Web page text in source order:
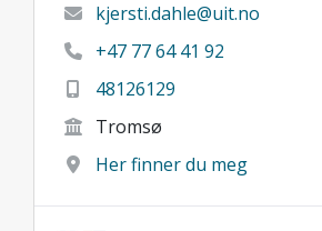
kjersti.dahle@uit.no
+47 77 64 41 92
48126129
Tromsø
Her finner du meg